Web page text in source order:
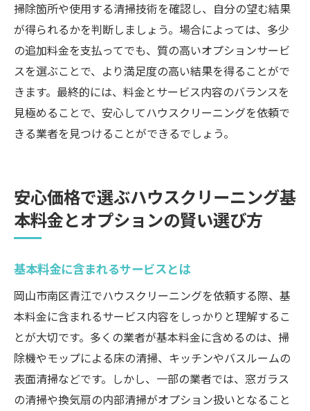
掃除箇所や使用する清掃技術を確認し、自分の望む結果
が得られるかを判断しましょう。場合によっては、多少
の追加料金を支払ってでも、質の高いオプションサービ
スを選ぶことで、より満足度の高い結果を得ることがで
きます。最終的には、料金とサービス内容のバランスを
見極めることで、安心してハウスクリーニングを依頼で
きる業者を見つけることができるでしょう。
安心価格で選ぶハウスクリーニング基
本料金とオプションの賢い選び方
基本料金に含まれるサービスとは
岡山市南区青江でハウスクリーニングを依頼する際、基
本料金に含まれるサービス内容をしっかりと理解するこ
とが大切です。多くの業者が基本料金に含めるのは、掃
除機やモップによる床の清掃、キッチンやバスルームの
表面清掃などです。しかし、一部の業者では、窓ガラス
の清掃や換気扇の内部清掃がオプション扱いとなること